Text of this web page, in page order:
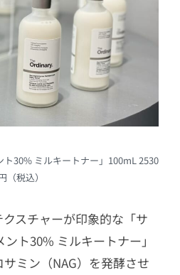
ト30% ミルキートナー」100mL 2530
（税込）
スチャーが印象的な「サ
ト30% ミルキートナー」
ミン（NAG）を発酵させ